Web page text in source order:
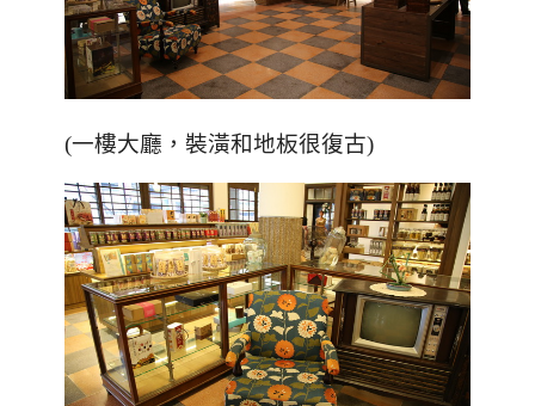
(一樓大廳，裝潢和地板很復古)